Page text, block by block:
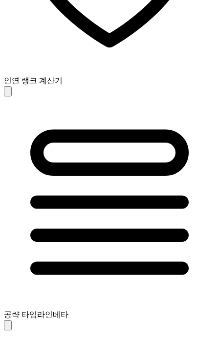
인연 랭크 계산기
공략 타임라인베타